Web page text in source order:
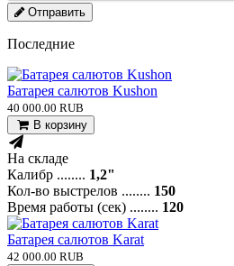
Отправить
Последние
Батарея салютов Kushon
40 000.00 RUB
В корзину
На складе
Калибр ........ 1,2"
Кол-во выстрелов ........ 150
Время работы (сек) ........ 120
Батарея салютов Karat
42 000.00 RUB